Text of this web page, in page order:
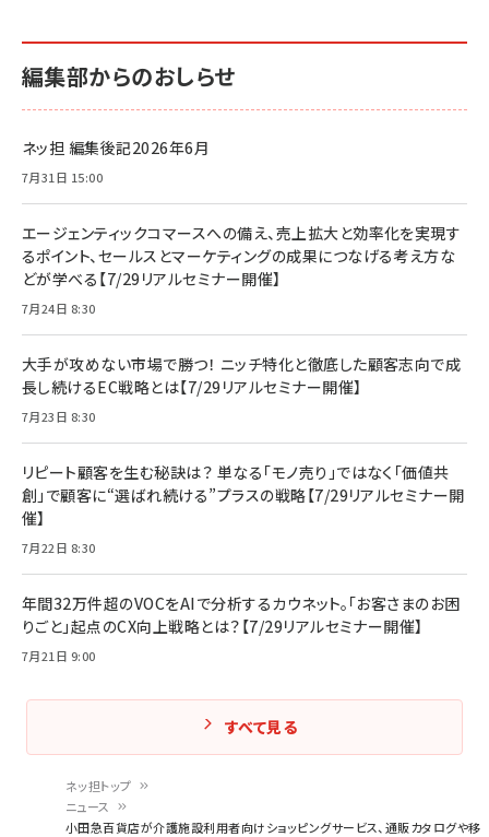
ネッ担トップ
ニュース
小田急百貨店が介護施設利用者向けショッピングサービス、通販カタログや移
編集部からのおしらせ
ネッ担 編集後記2026年6月
7月31日 15:00
エージェンティックコマースへの備え、売上拡大と効率化を実現す
るポイント、セールスとマーケティングの成果につなげる考え方な
どが学べる【7/29リアルセミナー開催】
7月24日 8:30
大手が攻めない市場で勝つ！ ニッチ特化と徹底した顧客志向で成
長し続けるEC戦略とは【7/29リアルセミナー開催】
7月23日 8:30
リピート顧客を生む秘訣は？ 単なる「モノ売り」ではなく「価値共
創」で顧客に“選ばれ続ける”プラスの戦略【7/29リアルセミナー開
催】
7月22日 8:30
年間32万件超のVOCをAIで分析するカウネット。「お客さまのお困
りごと」起点のCX向上戦略とは？【7/29リアルセミナー開催】
7月21日 9:00
すべて見る